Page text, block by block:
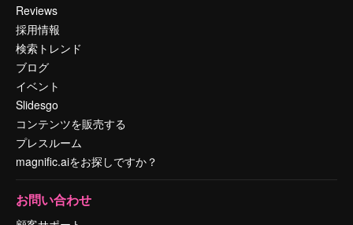
Reviews
採用情報
検索トレンド
ブログ
イベント
Slidesgo
コンテンツを販売する
プレスルーム
magnific.aiをお探しですか？
お問い合わせ